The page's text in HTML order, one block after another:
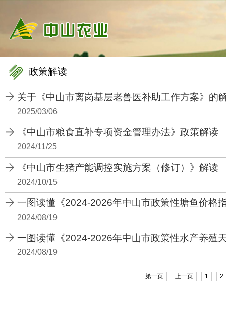
政策解读
关于《中山市离岗基层老兽医补助工作方案》的
2025/03/06
《中山市粮食直补专项资金管理办法》政策解读
2024/11/25
《中山市生猪产能调控实施方案（修订）》解读
2024/10/15
一图读懂《2024-2026年中山市政策性塘鱼价格
2024/08/19
一图读懂《2024-2026年中山市政策性水产养殖
2024/08/19
第一页 上一页 1 2